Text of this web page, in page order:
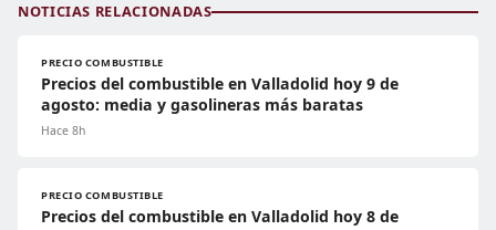
NOTICIAS RELACIONADAS
PRECIO COMBUSTIBLE
Precios del combustible en Valladolid hoy 9 de
agosto: media y gasolineras más baratas
Hace 8h
PRECIO COMBUSTIBLE
Precios del combustible en Valladolid hoy 8 de